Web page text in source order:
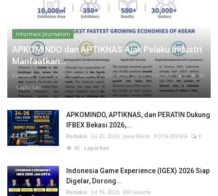
Informasi Journalism
APKOMINDO dan APTIKNAS Ajak Pelaku Industri
Manfaatkan...
Redaksi Jul 21, 2026 DKI Jakarta KOTA ADM. JAKARTA PUSAT 0
40
Laporkan
APKOMINDO, APTIKNAS, dan PERATIN Dukung
IFBEX Bekasi 2026,...
Redaksi Jul 20, 2026 Jawa Barat KOTA BEKASI
0
40 Laporkan
Indonesia Game Experience (IGEX) 2026 Siap
Digelar, Dorong...
Redaksi Jul 19, 2026 DKI Jakarta